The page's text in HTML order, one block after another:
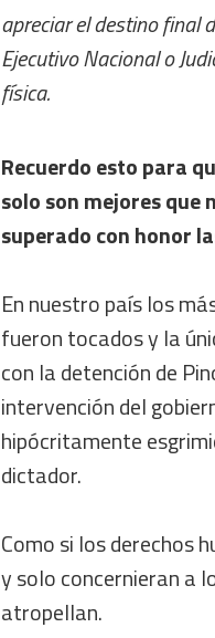
apreciar el destino final
Ejecutivo Nacional o
física.
Recuerdo esto para
solo son mejores
superado con honor
En nuestro país los
fueron tocados y la
con la detención de
intervención del
hipócritamente
dictador.
Como si los derechos
y solo concernieran a
atropellan.